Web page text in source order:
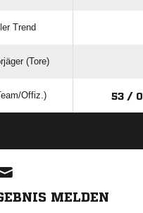
Trend
(Tore)
Offiz.) 53 / 0
MELDEN